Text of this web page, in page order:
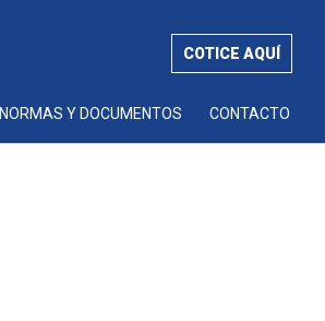
COTICE AQUÍ
NORMAS Y DOCUMENTOS CONTACTO